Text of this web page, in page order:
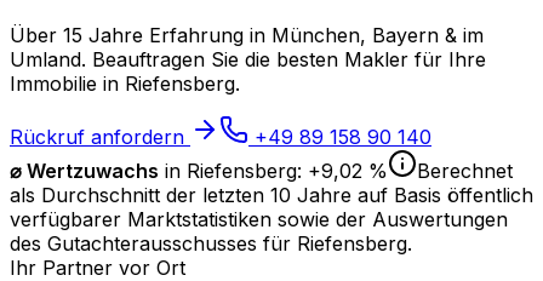
Über 15 Jahre Erfahrung in München, Bayern & im
Umland. Beauftragen Sie die besten Makler für Ihre
Immobilie in Riefensberg.
Rückruf anfordern
+49 89 158 90 140
⌀ Wertzuwachs in Riefensberg: +9,02 %
Berechnet
als Durchschnitt der letzten 10 Jahre auf Basis öffentlich
verfügbarer Marktstatistiken sowie der Auswertungen
des Gutachterausschusses für Riefensberg.
Ihr Partner vor Ort